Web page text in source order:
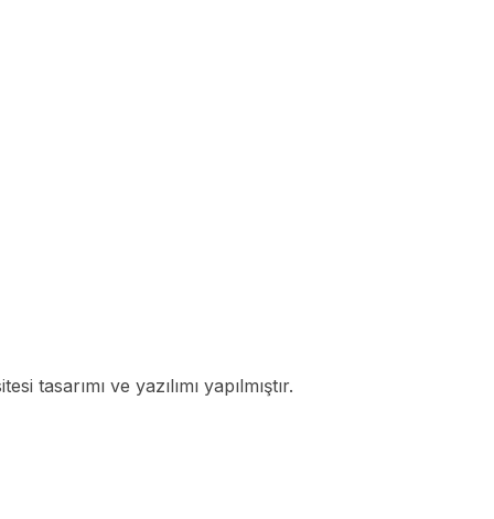
ve yazılımı yapılmıştır.